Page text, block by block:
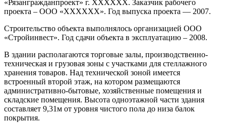
«Рязангражданпроект» г. ХХХХХХ. Заказчик рабочего
проекта – ООО «ХХХХХХ». Год выпуска проекта — 2007.
Строительство объекта выполнялось организацией ООО
«Стройинвест». Год сдачи объекта в эксплуатацию – 2008.
В здании располагаются торговые залы, производственно-
техническая и грузовая зоны с участками для стеллажного
хранения товаров. Над технической зоной имеется
встроенный второй этаж, на котором размещаются
административно-бытовые, хозяйственные помещения и
складские помещения. Высота одноэтажной части здания
составляет 9,31м от уровня чистого пола до низа балок
покрытия.